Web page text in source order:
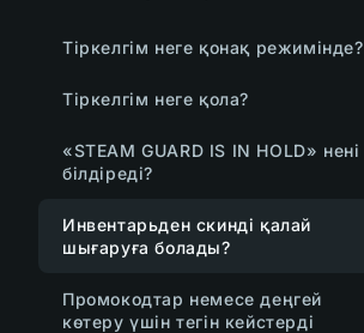
Тіркелгім неге қонақ режимінде?
Тіркелгім неге қола?
«STEAM GUARD IS IN HOLD» нені
білдіреді?
Инвентарьден скинді қалай
шығаруға болады?
Промокодтар немесе деңгей
көтеру үшін тегін кейстерді